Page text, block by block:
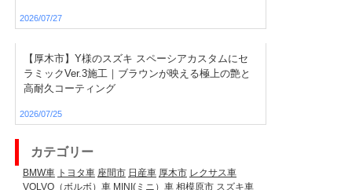
2026/07/27
【厚木市】Y様のスズキ スペーシアカスタムにセ
ラミックVer.3施工｜ブラウンが映える極上の艶と
高耐久コーティング
2026/07/25
カテゴリー
BMW車 トヨタ車 座間市 日産車 厚木市 レクサス車
VOLVO（ボルボ）車 MINI(ミニ）車 相模原市 スズキ車